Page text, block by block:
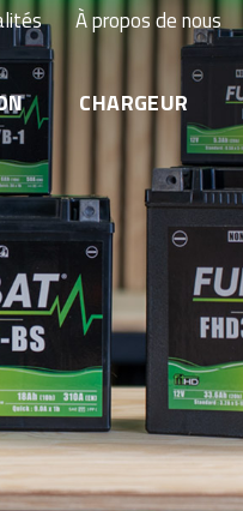
À propos de nous
CHARGEUR